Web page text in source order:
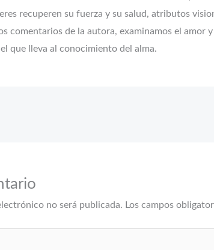
recuperen su fuerza y su salud, atributos
comentarios de la autora, examinamos el amor
que lleva al conocimiento del alma.
no será publicada. Los campos